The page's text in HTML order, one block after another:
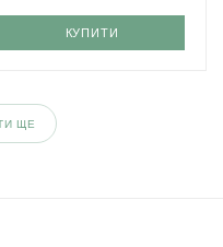
КУПИТИ
ЩЕ